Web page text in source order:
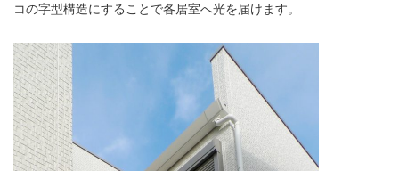
コの字型構造にすることで各居室へ光を届けます。